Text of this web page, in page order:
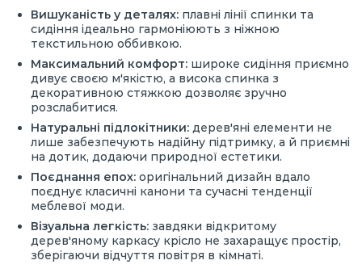
Вишуканість у деталях: плавні лінії спинки та
сидіння ідеально гармоніюють з ніжною
текстильною оббивкою.
Максимальний комфорт: широке сидіння приємно
дивує своєю м'якістю, а висока спинка з
декоративною стяжкою дозволяє зручно
розслабитися.
Натуральні підлокітники: дерев'яні елементи не
лише забезпечують надійну підтримку, а й приємні
на дотик, додаючи природної естетики.
Поєднання епох: оригінальний дизайн вдало
поєднує класичні канони та сучасні тенденції
меблевої моди.
Візуальна легкість: завдяки відкритому
дерев'яному каркасу крісло не захаращує простір,
зберігаючи відчуття повітря в кімнаті.